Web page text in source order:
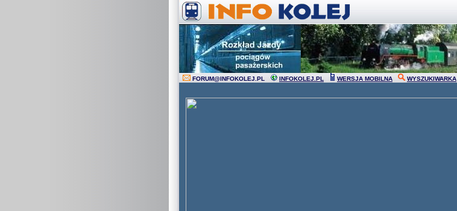
FORUM@INFOKOLEJ.PL INFOKOLEJ.PL WERSJA MOBILNA WYSZUKIWARKA